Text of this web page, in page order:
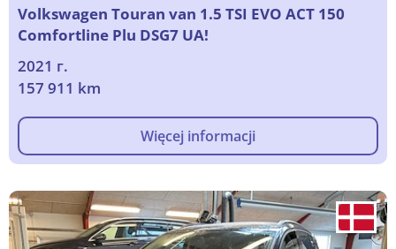
Volkswagen Touran van 1.5 TSI EVO ACT 150
Comfortline Plu DSG7 UA!
2021 г.
157 911 km
Więcej informacji